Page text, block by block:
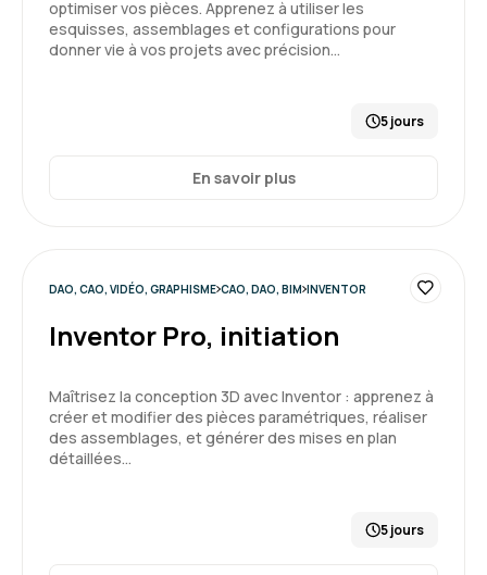
optimiser vos pièces. Apprenez à utiliser les
esquisses, assemblages et configurations pour
donner vie à vos projets avec précision…
5 jours
En savoir plus
DAO, CAO, VIDÉO, GRAPHISME CAO, DAO, BIM INVENTOR
Inventor Pro, initiation
Maîtrisez la conception 3D avec Inventor : apprenez à
créer et modifier des pièces paramétriques, réaliser
des assemblages, et générer des mises en plan
détaillées…
5 jours